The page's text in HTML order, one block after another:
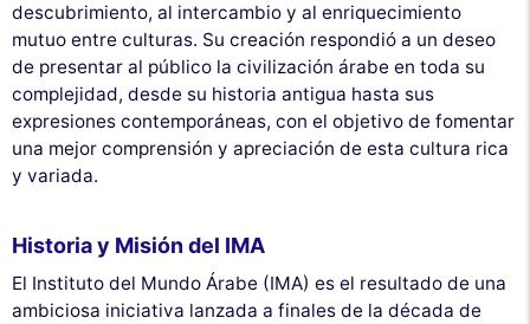
descubrimiento, al intercambio y al enriquecimiento
mutuo entre culturas. Su creación respondió a un deseo
de presentar al público la civilización árabe en toda su
complejidad, desde su historia antigua hasta sus
expresiones contemporáneas, con el objetivo de fomentar
una mejor comprensión y apreciación de esta cultura rica
y variada.
Historia y Misión del IMA
El Instituto del Mundo Árabe (IMA) es el resultado de una
ambiciosa iniciativa lanzada a finales de la década de